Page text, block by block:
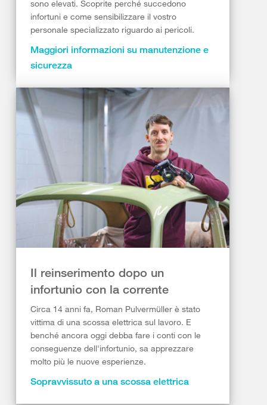
sono elevati. Scoprite perché succedono
infortuni e come sensibilizzare il vostro
personale specializzato riguardo ai pericoli.
Maggiori informazioni su manutenzione e
sicurezza
Il reinserimento dopo un
infortunio con la corrente
Circa 14 anni fa, Roman Pulvermüller è stato
vittima di una scossa elettrica sul lavoro. E
benché ancora oggi debba fare i conti con le
conseguenze dell'infortunio, sa apprezzare
molto più le nuove esperienze.
Sopravvissuto a una scossa elettrica